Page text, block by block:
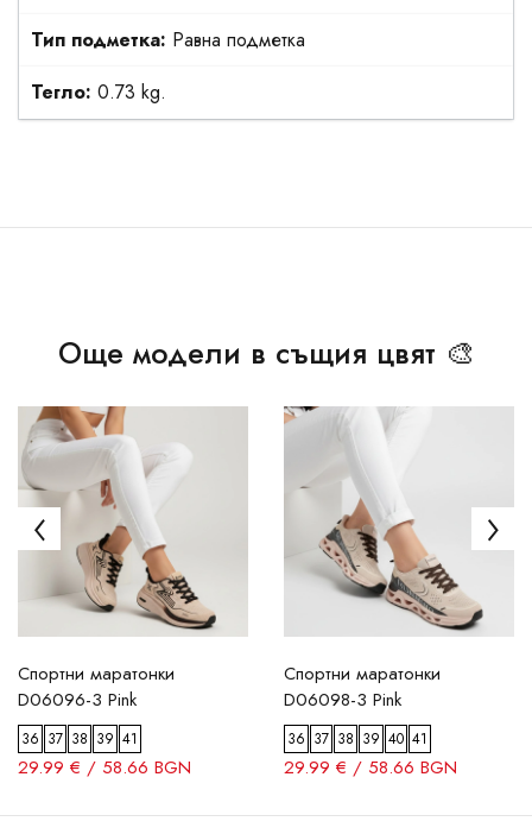
Тип подметка: Равна подметка
Тегло: 0.73 kg.
Още модели в същия цвят 🎨
Спортни маратонки
D06096-3 Pink
36 37 38 39 41
29.99 € / 58.66 BGN
Спортни маратонки
D06098-3 Pink
36 37 38 39 40 41
29.99 € / 58.66 BGN